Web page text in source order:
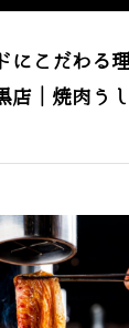
にこだわる
｜焼肉う